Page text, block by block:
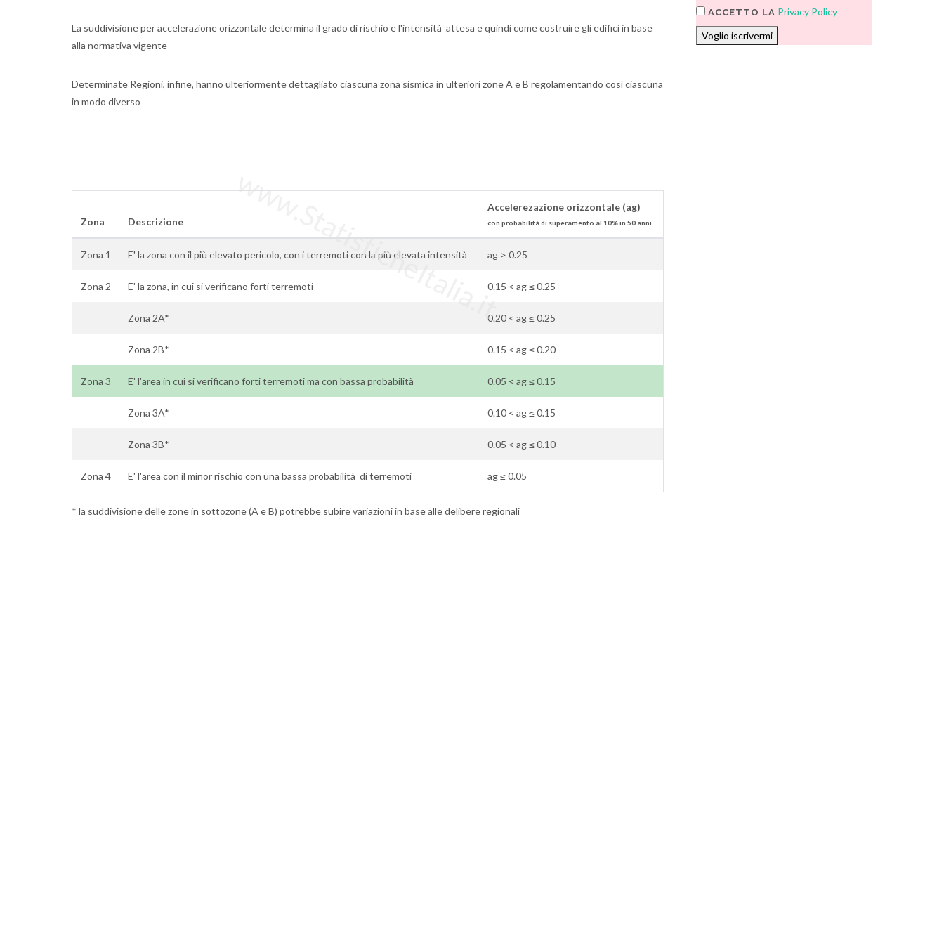
La suddivisione per accelerazione orizzontale determina il grado di rischio e l'intensità attesa e quindi come costruire gli edifici in base
alla normativa vigente
Determinate Regioni, infine, hanno ulteriormente dettagliato ciascuna zona sismica in ulteriori zone A e B regolamentando così ciascuna
in modo diverso
Zona Descrizione
Accelerezazione orizzontale (ag)
con probabilità di superamento al 10% in 50 anni
Zona 1 E' la zona con il più elevato pericolo, con i terremoti con la più elevata intensità ag > 0.25
Zona 2 E' la zona, in cui si verificano forti terremoti 0.15 < ag ≤ 0.25
Zona 2A* 0.20 < ag ≤ 0.25
Zona 2B* 0.15 < ag ≤ 0.20
Zona 3 E' l'area in cui si verificano forti terremoti ma con bassa probabilità 0.05 < ag ≤ 0.15
Zona 3A* 0.10 < ag ≤ 0.15
Zona 3B* 0.05 < ag ≤ 0.10
Zona 4 E' l'area con il minor rischio con una bassa probabilità di terremoti ag ≤ 0.05
www.StatisticheItalia.it
* la suddivisione delle zone in sottozone (A e B) potrebbe subire variazioni in base alle delibere regionali
ACCETTO LA Privacy Policy
Voglio iscrivermi